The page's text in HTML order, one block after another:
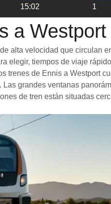
15:02 1
a Westport
alta velocidad que circulan
elegir, tiempos de viaje
trenes de Ennis a Westport
grandes ventanas
de tren están situadas